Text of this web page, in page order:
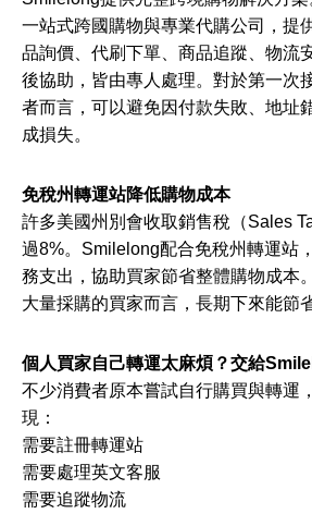
一站式跨國購物與專業代購公司，提
品詢價、代刷下單、商品追蹤、物流
後協助，皆由專人處理。對於第一次
者而言，可以避免因付款失敗、地址
成損失。
免稅州轉運站降低購物成本
許多美國州別會收取銷售稅（Sales
過8%。Smilelong配合免稅州轉運站
務支出，協助買家節省整體購物成本
大量採購的買家而言，長期下來能節
個人買家自己轉運太麻煩？交給
不少消費者原本嘗試自行購買與轉運
現：
需要註冊轉運站
需要處理英文客服
需要追蹤物流